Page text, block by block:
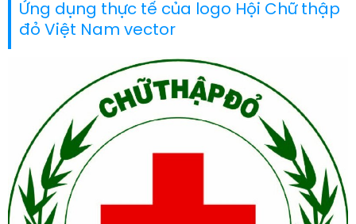
Ứng dụng thực tế của logo Hội Chữ thập
đỏ Việt Nam vector